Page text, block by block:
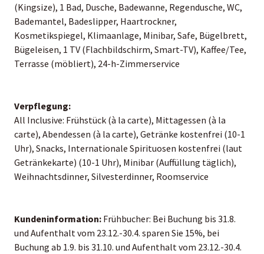
(Kingsize), 1 Bad, Dusche, Badewanne, Regendusche, WC,
Bademantel, Badeslipper, Haartrockner,
Kosmetikspiegel, Klimaanlage, Minibar, Safe, Bügelbrett,
Bügeleisen, 1 TV (Flachbildschirm, Smart-TV), Kaffee/Tee,
Terrasse (möbliert), 24-h-Zimmerservice
Verpflegung:
All Inclusive: Frühstück (à la carte), Mittagessen (à la
carte), Abendessen (à la carte), Getränke kostenfrei (10-1
Uhr), Snacks, Internationale Spirituosen kostenfrei (laut
Getränkekarte) (10-1 Uhr), Minibar (Auffüllung täglich),
Weihnachtsdinner, Silvesterdinner, Roomservice
Kundeninformation: Frühbucher: Bei Buchung bis 31.8.
und Aufenthalt vom 23.12.-30.4. sparen Sie 15%, bei
Buchung ab 1.9. bis 31.10. und Aufenthalt vom 23.12.-30.4.